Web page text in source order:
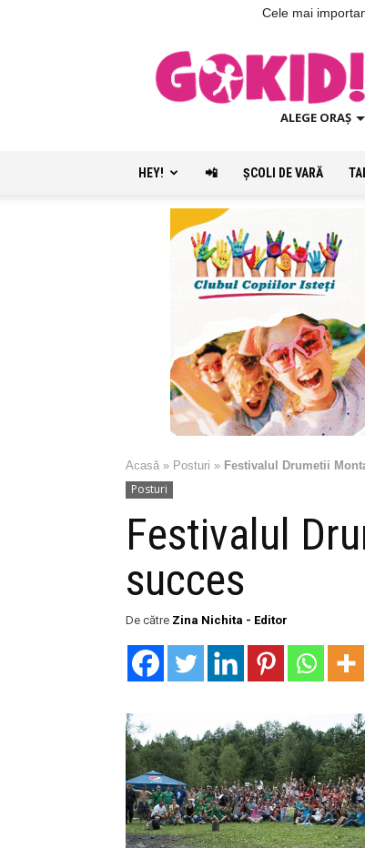
Cele mai
ALEGE ORAȘ
HEY! 📲 ŞCOLI DE VARĂ
Acasă » Posturi » Festivalul Drumetii
Posturi
Festivalul
succes
De către Zina Nichita - Editor